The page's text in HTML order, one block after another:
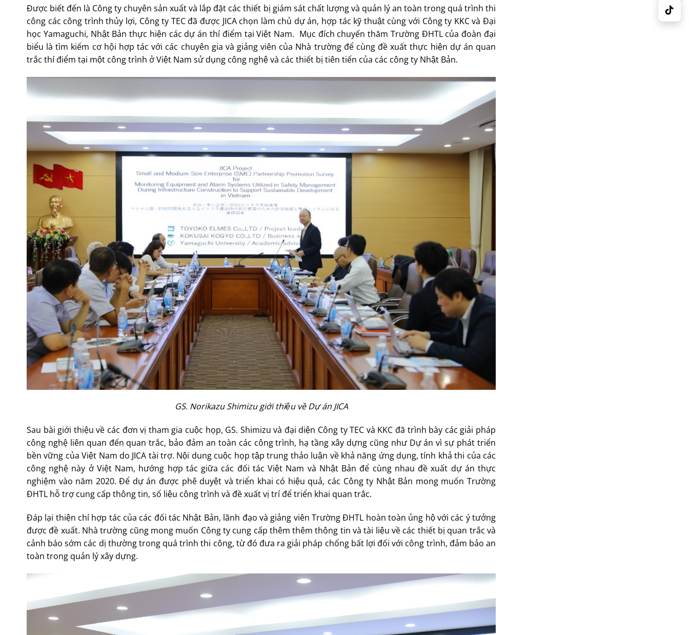
Được biết đến là Công ty chuyên sản xuất và lắp đặt các thiết bị giám sát chất lượng và quản lý an toàn trong quá trình thi
công các công trình thủy lợi, Công ty TEC đã được JICA chọn làm chủ dự án, hợp tác kỹ thuật cùng với Công ty KKC và Đại
học Yamaguchi, Nhật Bản thực hiện các dự án thí điểm tại Việt Nam. Mục đích chuyến thăm Trường ĐHTL của đoàn đại
biểu là tìm kiếm cơ hội hợp tác với các chuyên gia và giảng viên của Nhà trường để cùng đề xuất thực hiện dự án quan
trắc thí điểm tại một công trình ở Việt Nam sử dụng công nghệ và các thiết bị tiên tiến của các công ty Nhật Bản.
GS. Norikazu Shimizu giới thiệu về Dự án JICA
Sau bài giới thiệu về các đơn vị tham gia cuộc họp, GS. Shimizu và đại diện Công ty TEC và KKC đã trình bày các giải pháp
công nghệ liên quan đến quan trắc, bảo đảm an toàn các công trình, hạ tầng xây dựng cũng như Dự án vì sự phát triển
bền vững của Việt Nam do JICA tài trợ. Nội dung cuộc họp tập trung thảo luận về khả năng ứng dụng, tính khả thi của các
công nghệ này ở Việt Nam, hướng hợp tác giữa các đối tác Việt Nam và Nhật Bản để cùng nhau đề xuất dự án thực
nghiệm vào năm 2020. Để dự án được phê duyệt và triển khai có hiệu quả, các Công ty Nhật Bản mong muốn Trường
ĐHTL hỗ trợ cung cấp thông tin, số liệu công trình và đề xuất vị trí để triển khai quan trắc.
Đáp lại thiện chí hợp tác của các đối tác Nhật Bản, lãnh đạo và giảng viên Trường ĐHTL hoàn toàn ủng hộ với các ý tưởng
được đề xuất. Nhà trường cũng mong muốn Công ty cung cấp thêm thêm thông tin và tài liệu về các thiết bị quan trắc và
cảnh báo sớm các dị thường trong quá trình thi công, từ đó đưa ra giải pháp chống bất lợi đối với công trình, đảm bảo an
toàn trong quản lý xây dựng.